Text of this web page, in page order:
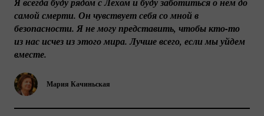
Мария Качиньская
самой смерти. Он чувствует себя со мной в
безопасности. Я не могу представить, чтобы кто-то
из нас исчез из этого мира. Лучше всего, если мы уйдем
вместе.